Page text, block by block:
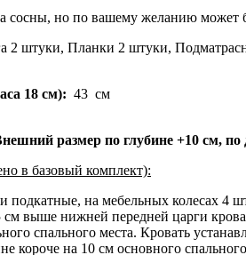
сосны, но по вашему желанию
2 штуки, Планки 2 штуки,
18 см): 43 см
размер по глубине +10 см, по
в базовый комплект):
на мебельных колесах 4
см выше нижней передней царги
спального места. Кровать
короче на 10 см основного